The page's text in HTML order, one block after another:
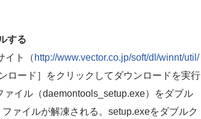
する
イト（ http://www.vector.co.jp/soft/dl/winnt/util/
ロード］をクリックしてダウンロードを実行
イル（daemontools_setup.exe）をダブル
ァイルが解凍される。setup.exeをダブルク